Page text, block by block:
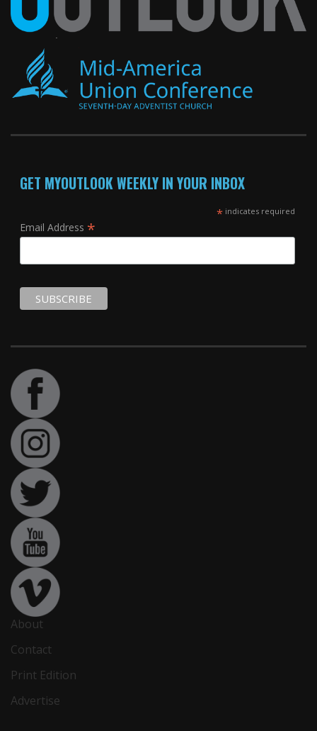
GET MYOUTLOOK WEEKLY IN YOUR INBOX
*indicates required
Email Address *
About
Contact
Print Edition
Advertise